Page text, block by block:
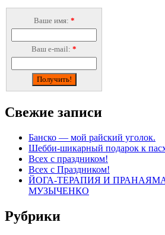
Ваше имя: *
Ваш e-mail: *
Свежие записи
Банско — мой райский уголок.
Шебби-шикарный подарок к
Всех с праздником!
Всех с Праздником!
ЙОГА-ТЕРАПИЯ И
МУЗЫЧЕНКО
Рубрики